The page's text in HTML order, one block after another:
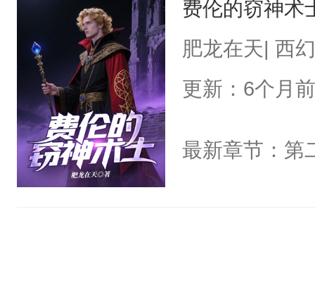
费伦的窃神术
肥龙在天| 西
更新：6个月前
最新章节：第